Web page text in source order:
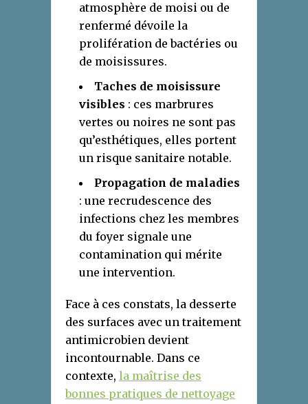
atmosphère de moisi ou de
renfermé dévoile la
prolifération de bactéries ou
de moisissures.
Taches de moisissure
visibles : ces marbrures
vertes ou noires ne sont pas
qu’esthétiques, elles portent
un risque sanitaire notable.
Propagation de maladies
: une recrudescence des
infections chez les membres
du foyer signale une
contamination qui mérite
une intervention.
Face à ces constats, la desserte
des surfaces avec un traitement
antimicrobien devient
incontournable. Dans ce
contexte, la maîtrise des
bonnes pratiques de nettoyage